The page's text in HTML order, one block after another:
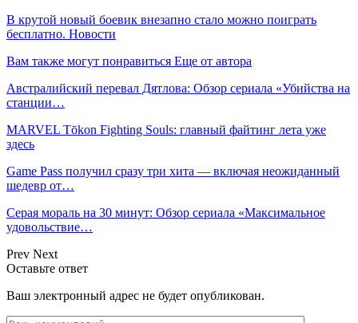
В крутой новый боевик внезапно стало можно поиграть
бесплатно. Новости
Вам также могут понравиться Еще от автора
Австралийский перевал Дятлова: Обзор сериала «Убийства на
станции…
MARVEL Tōkon Fighting Souls: главный файтинг лета уже
здесь
Game Pass получил сразу три хита — включая неожиданный
шедевр от…
Серая мораль на 30 минут: Обзор сериала «Максимальное
удовольствие…
Prev Next
Оставьте ответ
Ваш электронный адрес не будет опубликован.